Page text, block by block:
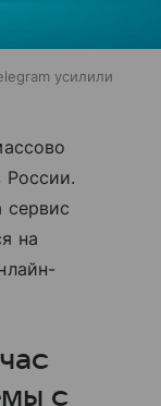
усилили
России.
сервис
на
с